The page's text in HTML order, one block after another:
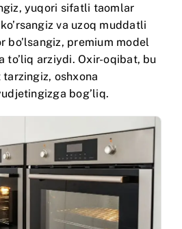
yuqori sifatli taomlar
va uzoq muddatli
bo’lsangiz, premium model
to’liq arziydi. Oxir-oqibat, bu
oshxona
bog’liq.